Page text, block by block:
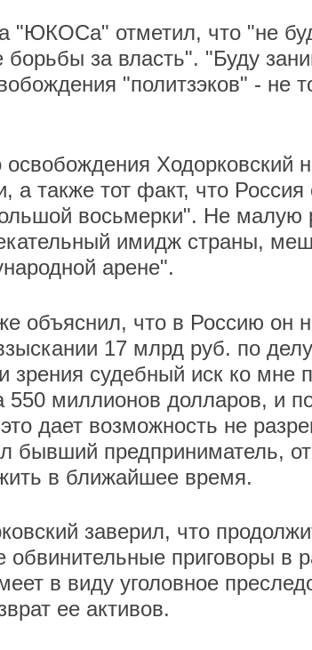
"ЮКОСа" отметил, что "не
борьбы за власть". "Буду
"политзэков" -
освобождения Ходорковский
также тот факт, что Россия
восьмерки". Не малую
имидж страны,
арене".
объяснил, что в Россию он
17 млрд руб. по
зрения судебный иск ко мне
550 миллионов долларов, и
это дает возможность не
бывший предприниматель,
в ближайшее время.
заверил, что
обвинительные приговоры
в виду уголовное
ее активов.